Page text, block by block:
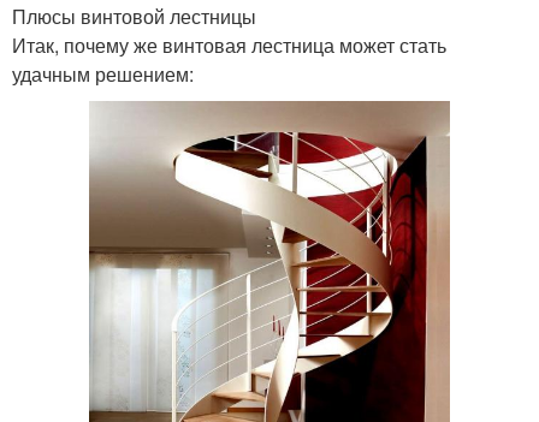
Плюсы винтовой лестницы
Итак, почему же винтовая лестница может стать
удачным решением: